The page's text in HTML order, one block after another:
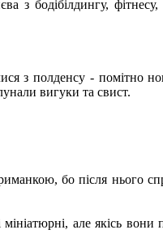
бодібілдингу, фітнесу,
з полденсу - помітно
вигуки та свист.
бо після нього
але якісь